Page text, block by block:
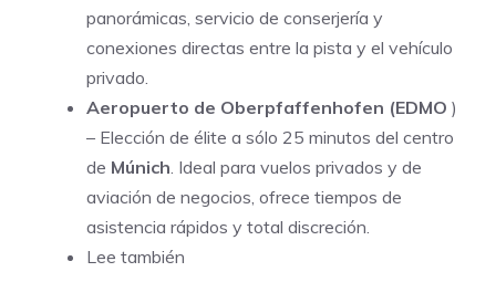
panorámicas, servicio de conserjería y
conexiones directas entre la pista y el vehículo
privado.
Aeropuerto de Oberpfaffenhofen (EDMO )
– Elección de élite a sólo 25 minutos del centro
de Múnich . Ideal para vuelos privados y de
aviación de negocios, ofrece tiempos de
asistencia rápidos y total discreción.
Lee también